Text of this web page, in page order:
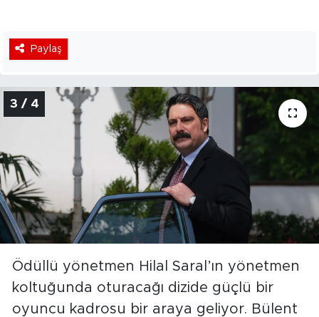
Paylaş
3 / 4
Ödüllü yönetmen Hilal Saral’ın yönetmen
koltuğunda oturacağı dizide güçlü bir
oyuncu kadrosu bir araya geliyor. Bülent